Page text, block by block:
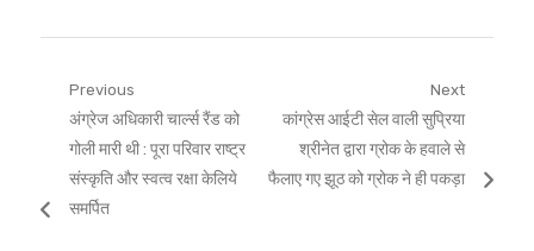
Post
navigation
Previous
Previous
post:
अंग्रेज अधिकारी चार्ल्स रैंड को
गोली मारी थी : पूरा परिवार राष्ट्र
संस्कृति और स्वत्व रक्षा केलिये
समर्पित
Next
Next
post:
कांग्रेस आईटी सेल वाली सुप्रिया
श्रीनेत द्वारा ग्रोक के हवाले से
फैलाए गए झूठ को ग्रोक ने ही पकड़ा